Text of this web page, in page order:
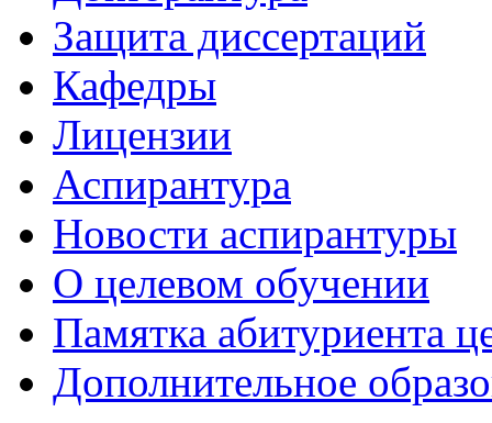
Защита диссертаций
Кафедры
Лицензии
Аспирантура
Новости аспирантуры
О целевом обучении
Памятка абитуриента
Дополнительное